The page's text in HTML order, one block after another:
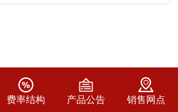
费率结构 产品公告 销售网点